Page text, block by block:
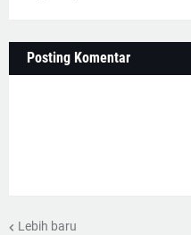
Posting Komentar
Lebih baru